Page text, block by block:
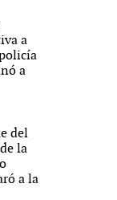
a
a
del
la
a la